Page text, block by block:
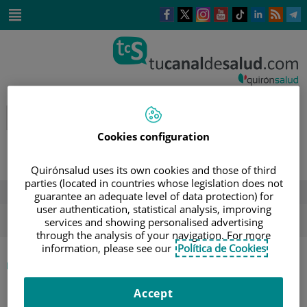
Este
enlace
se
ventana
nueva.
Este
enlace
se
una
ventana
nueva.
Este
enlace
se
una
ventana
nueva.
Este
enlace
se
una
ventana
nueva.
Enlace
una
Enlace
una
DESTACADOS
ola de calor verano sol
INICIO
|CATI DE PACO MATALLANA
Cookies configuration
Quirónsalud uses its own cookies and those of third
parties (located in countries whose legislation does not
guarantee an adequate level of data protection) for
user authentication, statistical analysis, improving
services and showing personalised advertising
through the analysis of your navigation. For more
information, please see our Política de Cookies
Accept